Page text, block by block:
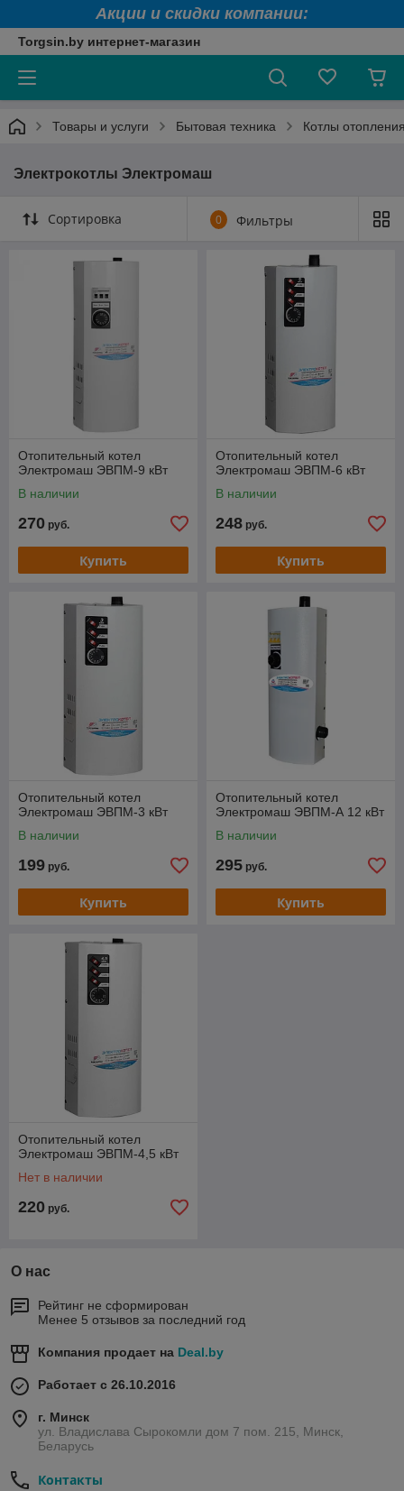
Акции и скидки компании:
Torgsin.by интернет-магазин
Товары и услуги Бытовая техника Котлы
Электрокотлы Электромаш
Сортировка 0 Фильтры
Отопительный котел
Электромаш ЭВПМ-9 кВт
В наличии
270 руб.
Купить
Отопительный котел
Электромаш ЭВПМ-6 кВт
В наличии
248 руб.
Купить
Отопительный котел
Электромаш ЭВПМ-3 кВт
В наличии
199 руб.
Купить
Отопительный котел
Электромаш ЭВПМ-А 12 кВт
В наличии
295 руб.
Купить
Отопительный котел
Электромаш ЭВПМ-4,5 кВт
Нет в наличии
220 руб.
О нас
Рейтинг не сформирован
Менее 5 отзывов за последний год
Компания продает на Deal.by
Работает с 26.10.2016
г. Минск
ул. Владислава Сырокомли дом 7 пом. 215, Минск,
Беларусь
Контакты